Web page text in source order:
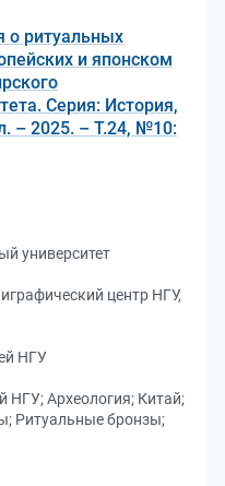
о ритуальных
и японском
Серия: История,
– 2025. – Т.24, №10:
университет
центр НГУ,
НГУ
НГУ; Археология; Китай;
Ритуальные бронзы;